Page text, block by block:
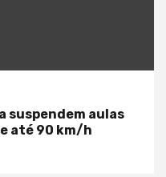
suspendem aulas
até 90 km/h